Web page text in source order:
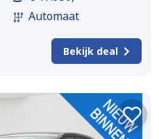
Automaat
Bekijk deal